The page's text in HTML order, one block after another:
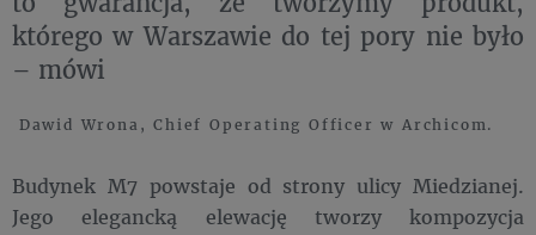
którego w Warszawie do tej pory nie było
– mówi
Dawid Wrona, Chief Operating Officer w Archicom.
Budynek M7 powstaje od strony ulicy Miedzianej.
Jego elegancką elewację tworzy kompozycja